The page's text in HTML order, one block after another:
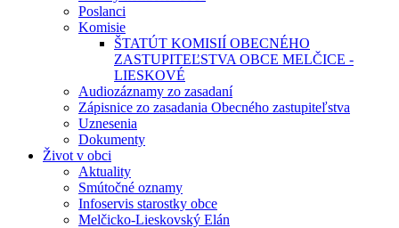
Poslanci
Komisie
ŠTATÚT KOMISIÍ OBECNÉHO
ZASTUPITEĽSTVA OBCE MELČICE -
LIESKOVÉ
Audiozáznamy zo zasadaní
Zápisnice zo zasadania Obecného zastupiteľstva
Uznesenia
Dokumenty
Život v obci
Aktuality
Smútočné oznamy
Infoservis starostky obce
Melčicko-Lieskovský Elán